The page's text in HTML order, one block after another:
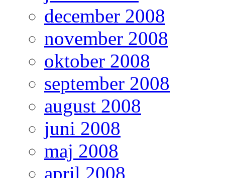
december 2008
november 2008
oktober 2008
september 2008
august 2008
juni 2008
maj 2008
april 2008